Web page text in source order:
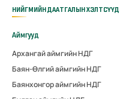
НИЙГМИЙН ДААТГАЛЫН ХЭЛТСҮҮД
Аймгууд
Архангай аймгийн НДГ
Баян-Өлгий аймгийн НДГ
Баянхонгор аймгийн НДГ